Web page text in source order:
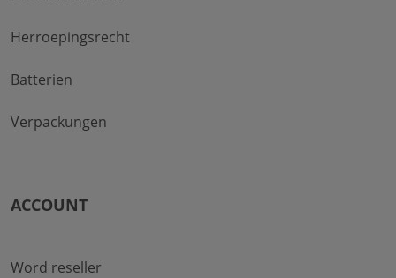
Herroepingsrecht
Batterien
Verpackungen
ACCOUNT
Word reseller